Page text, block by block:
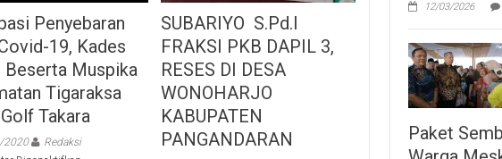
Penyebaran
19, Kades
Beserta Muspika
Tigaraksa
Takara
2020
Redaksi
SUBARIYO S.Pd.I
FRAKSI PKB DAPIL 3,
RESES DI DESA
WONOHARJO
KABUPATEN
PANGANDARAN
12/03/2026
Paket